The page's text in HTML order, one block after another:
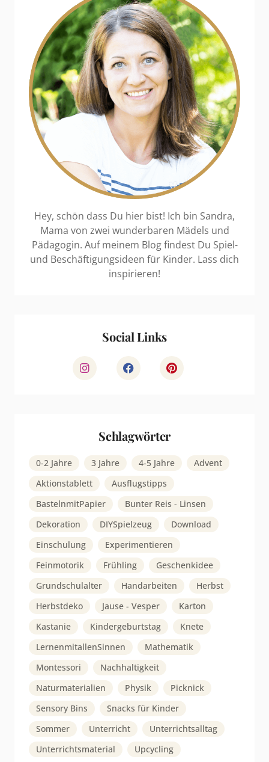
Hey, schön dass Du hier bist! Ich bin Sandra,
Mama von zwei wunderbaren Mädels und
Pädagogin. Auf meinem Blog findest Du Spiel-
und Beschäftigungsideen für Kinder. Lass dich
inspirieren!
Social Links
Schlagwörter
0-2 Jahre 3 Jahre 4-5 Jahre
Advent
Aktionstablett
Ausflugstipps
BastelnmitPapier
Bunter Reis - Linsen
Dekoration
DIYSpielzeug
Download
Einschulung
Experimentieren
Feinmotorik
Frühling
Geschenkidee
Grundschulalter
Handarbeiten
Herbst
Herbstdeko
Jause - Vesper
Karton
Kastanie
Kindergeburtstag
Knete
LernenmitallenSinnen
Mathematik
Montessori
Nachhaltigkeit
Naturmaterialien
Physik
Picknick
Sensory Bins
Snacks für Kinder
Sommer
Unterricht
Unterrichtsalltag
Unterrichtsmaterial
Upcycling